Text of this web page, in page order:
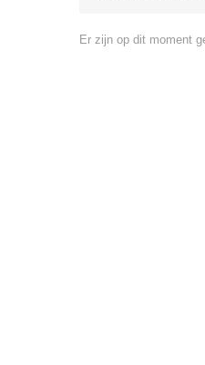
Er zijn op dit moment